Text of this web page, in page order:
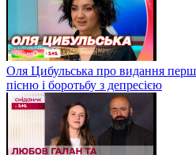
Оля Цибульська про видання
пісню і боротьбу з депресією